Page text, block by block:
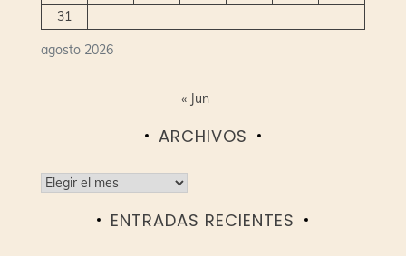
agosto 2026
31
« Jun
ARCHIVOS
Archivos
ENTRADAS RECIENTES